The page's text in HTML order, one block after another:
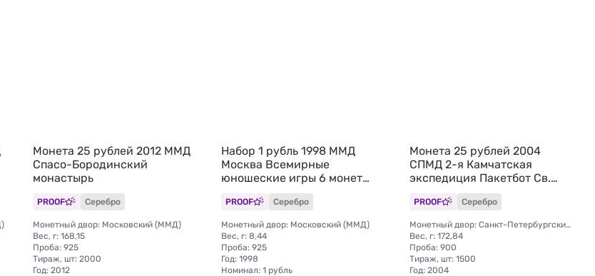
Монета 25 рублей 2012 ММД
Спасо-Бородинский
монастырь
PROOF Серебро
Монетный двор: Московский (ММД)
Вес, г: 168,15
Проба: 925
Тираж, шт: 2000
Год: 2012
Набор 1 рубль 1998 ММД
Москва Всемирные
юношеские игры 6 монет
(без упаковки)
PROOF Серебро
Монетный двор: Московский (ММД)
Вес, г: 8,44
Проба: 925
Год: 1998
Номинал: 1 рубль
Монета 25 рублей 2004
СПМД 2-я Камчатская
экспедиция Пакетбот Св.
Петр, Павел
PROOF Серебро
Монетный двор: Санкт-Петербургский (СПМД)
Вес, г: 172,84
Проба: 900
Тираж, шт: 1500
Год: 2004